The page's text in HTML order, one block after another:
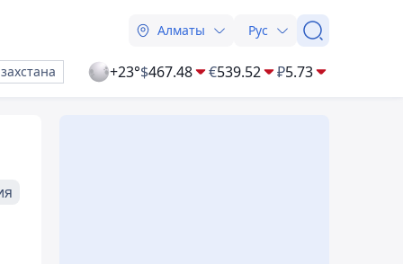
Алматы Рус
+23°$467.48 €539.52 ₽5.73